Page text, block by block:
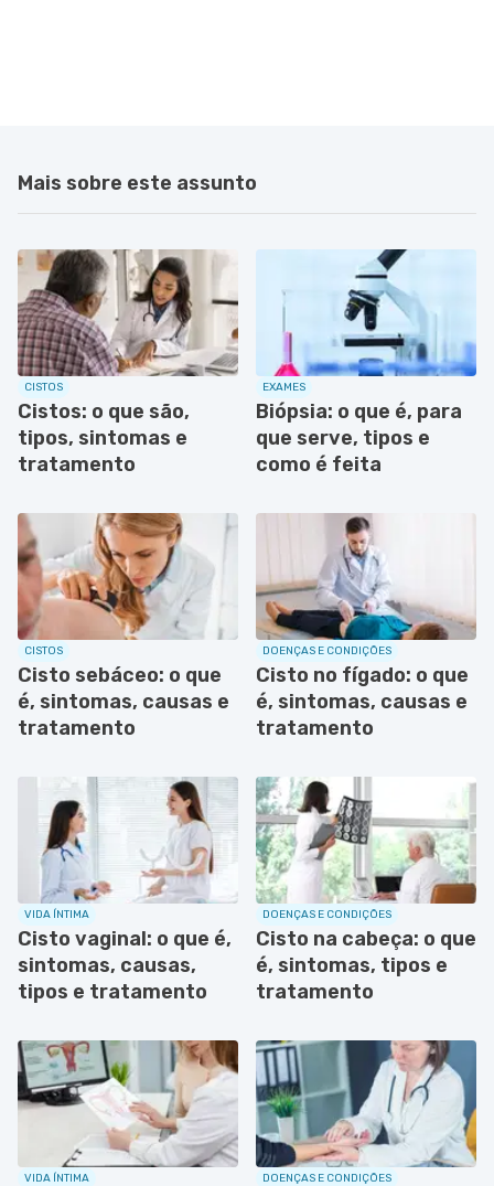
Mais sobre este assunto
CISTOS
Cistos: o que são,
tipos, sintomas e
tratamento
EXAMES
Biópsia: o que é, para
que serve, tipos e
como é feita
CISTOS
Cisto sebáceo: o que
é, sintomas, causas e
tratamento
DOENÇAS E CONDIÇÕES
Cisto no fígado: o que
é, sintomas, causas e
tratamento
VIDA ÍNTIMA
Cisto vaginal: o que é,
sintomas, causas,
tipos e tratamento
DOENÇAS E CONDIÇÕES
Cisto na cabeça: o que
é, sintomas, tipos e
tratamento
VIDA ÍNTIMA DOENÇAS E CONDIÇÕES